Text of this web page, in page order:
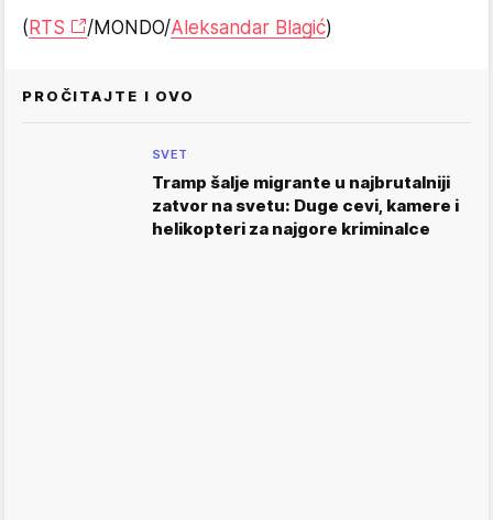
( RTS /MONDO/Aleksandar Blagić)
PROČITAJTE I OVO
SVET
Tramp šalje migrante u najbrutalniji
zatvor na svetu: Duge cevi, kamere i
helikopteri za najgore kriminalce